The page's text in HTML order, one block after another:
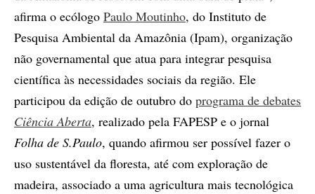
afirma o ecólogo Paulo Moutinho, do Instituto de
Pesquisa Ambiental da Amazônia (Ipam), organização
não governamental que atua para integrar pesquisa
científica às necessidades sociais da região. Ele
participou da edição de outubro do programa de debates
Ciência Aberta, realizado pela FAPESP e o jornal
Folha de S.Paulo, quando afirmou ser possível fazer o
uso sustentável da floresta, até com exploração de
madeira, associado a uma agricultura mais tecnológica